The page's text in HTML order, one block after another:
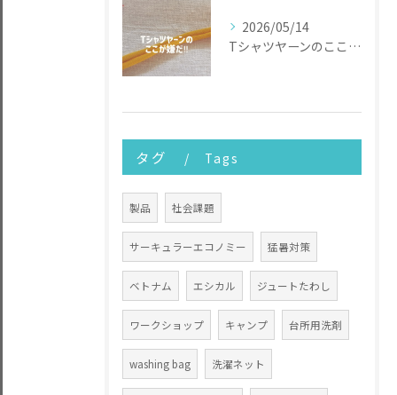
2026/05/14
Tシャツヤーンのここが嫌だ
タグ Tags
製品 社会課題
サーキュラーエコノミー 猛暑対策
ベトナム エシカル ジュートたわし
ワークショップ キャンプ 台所用洗剤
washing bag 洗濯ネット